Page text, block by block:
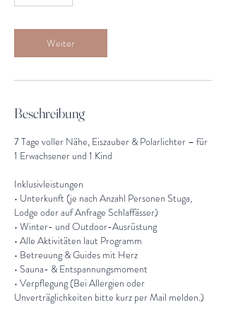
Weiter
Beschreibung
7 Tage voller Nähe, Eiszauber & Polarlichter – für
1 Erwachsener und 1 Kind
Inklusivleistungen
• Unterkunft (je nach Anzahl Personen Stuga,
Lodge oder auf Anfrage Schlaffässer)
• Winter- und Outdoor-Ausrüstung
• Alle Aktivitäten laut Programm
• Betreuung & Guides mit Herz
• Sauna- & Entspannungsmoment
• Verpflegung (Bei Allergien oder
Unverträglichkeiten bitte kurz per Mail melden.)